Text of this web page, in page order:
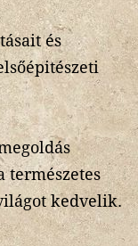
és
természetes
kedvelik.